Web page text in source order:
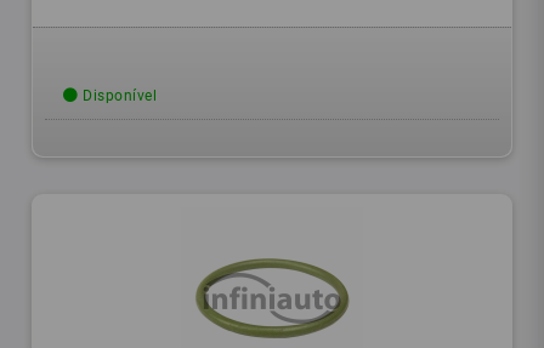
Disponível